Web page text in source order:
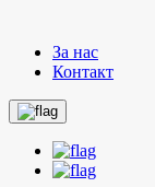
За нас
Контакт